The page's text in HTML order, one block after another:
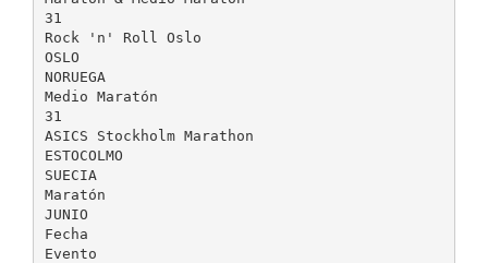
31
Rock 'n' Roll Oslo
OSLO
NORUEGA
Medio Maratón
31
ASICS Stockholm Marathon
ESTOCOLMO
SUECIA
Maratón
JUNIO
Fecha
Evento